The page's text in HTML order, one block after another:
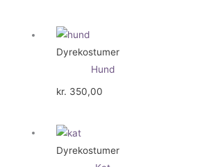
Dyrekostumer
Hund
kr. 350,00
Dyrekostumer